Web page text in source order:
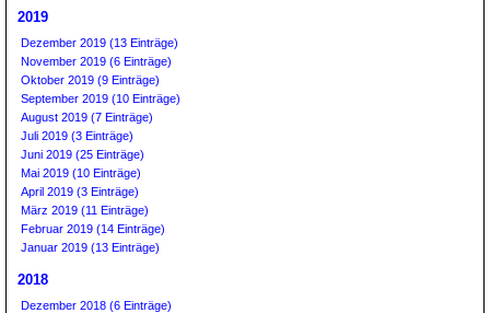
2019
Dezember 2019 (13 Einträge)
November 2019 (6 Einträge)
Oktober 2019 (9 Einträge)
September 2019 (10 Einträge)
August 2019 (7 Einträge)
Juli 2019 (3 Einträge)
Juni 2019 (25 Einträge)
Mai 2019 (10 Einträge)
April 2019 (3 Einträge)
März 2019 (11 Einträge)
Februar 2019 (14 Einträge)
Januar 2019 (13 Einträge)
2018
Dezember 2018 (6 Einträge)